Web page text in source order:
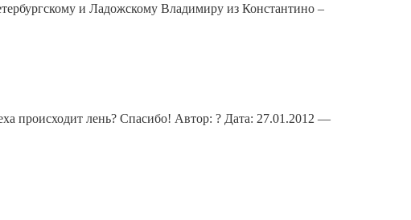
и Ладожскому Владимиру из Константино –
происходит лень? Спасибо! Автор: ? Дата: 27.01.2012 —